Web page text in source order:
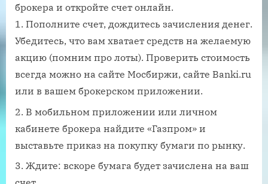
брокера и откройте счет онлайн.
Пополните счет, дождитесь зачисления денег.
Убедитесь, что вам хватает средств на желаемую
акцию (помним про лоты). Проверить стоимость
всегда можно на сайте Мосбиржи, сайте Banki.ru
или в вашем брокерском приложении.
В мобильном приложении или личном
кабинете брокера найдите «Газпром» и
выставьте приказ на покупку бумаги по рынку.
Ждите: вскоре бумага будет зачислена на ваш